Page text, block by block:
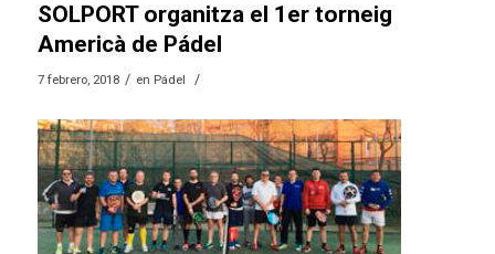
SOLPORT organitza el 1er torneig
Americà de Pádel
7 febrero, 2018 / en Pádel /